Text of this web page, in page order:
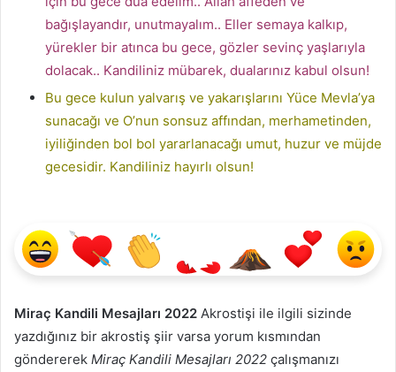
bağışlayandır, unutmayalım.. Eller semaya kalkıp,
yürekler bir atınca bu gece, gözler sevinç yaşlarıyla
dolacak.. Kandiliniz mübarek, dualarınız kabul olsun!
Bu gece kulun yalvarış ve yakarışlarını Yüce Mevla’ya
sunacağı ve O’nun sonsuz affından, merhametinden,
iyiliğinden bol bol yararlanacağı umut, huzur ve müjde
gecesidir. Kandiliniz hayırlı olsun!
Miraç Kandili Mesajları 2022 Akrostişi ile ilgili sizinde
yazdığınız bir akrostiş şiir varsa yorum kısmından
göndererek Miraç Kandili Mesajları 2022 çalışmanızı